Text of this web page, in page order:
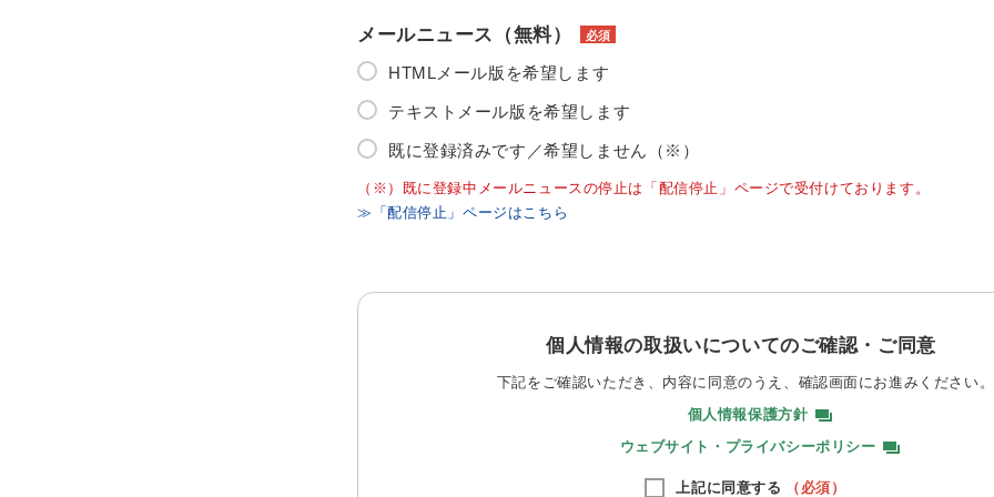
メールニュース（無料） 必須
HTMLメール版を希望します
テキストメール版を希望します
既に登録済みです／希望しません（※）
（※）既に登録中メールニュースの停止は「配信停止」ページで受付けております。
≫「配信停止」ページはこちら
個人情報の取扱いについてのご確認・ご同意
下記をご確認いただき、内容に同意のうえ、 確認画面にお進みください。
個人情報保護方針
ウェブサイト・プライバシーポリシー
上記に同意する （必須）